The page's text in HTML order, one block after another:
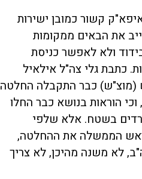
קשור כמובן ישירות
את הבאים ממקומות
ולא לאפשר כניסת
כתבת גלי צה"ל אילאיל
כבר התקבלה החלטה
הוראות בנושא כבר החלו
בשטח. אלא שלפי
הממשלה את ההחלטה,
לא משנה מהיכן, לא צריך